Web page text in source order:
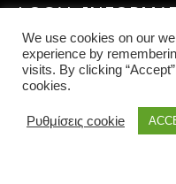
LOCAL
We use cookies on our
experience by
visits. By clicking
cookies.
Ρυθμίσεις cookie